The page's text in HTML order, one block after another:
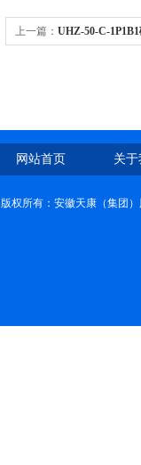
上一篇： UHZ-50-C-
网站首页 关
版权所有：安徽天康（集团